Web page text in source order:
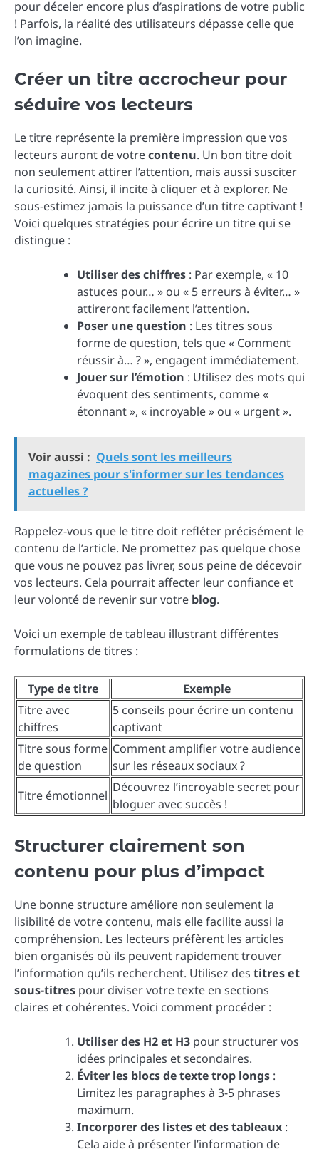
pour déceler encore plus d’aspirations de votre public
! Parfois, la réalité des utilisateurs dépasse celle que
l’on imagine.
Créer un titre accrocheur pour
séduire vos lecteurs
Le titre représente la première impression que vos
lecteurs auront de votrecontenu. Un bon titre doit
non seulement attirer l’attention, mais aussi susciter
la curiosité. Ainsi, il incite à cliquer et à explorer. Ne
sous-estimez jamais la puissance d’un titre captivant !
Voici quelques stratégies pour écrire un titre qui se
distingue :
Utiliser des chiffres : Par exemple, « 10
astuces pour… » ou « 5 erreurs à éviter… »
attireront facilement l’attention.
Poser une question : Les titres sous
forme de question, tels que « Comment
réussir à… ? », engagent immédiatement.
Jouer sur l’émotion : Utilisez des mots qui
évoquent des sentiments, comme «
étonnant », « incroyable » ou « urgent ».
Voir aussi : Quels sont les meilleurs
magazines pour s'informer sur les tendances
actuelles ?
Rappelez-vous que le titre doit refléter précisément le
contenu de l’article. Ne promettez pas quelque chose
que vous ne pouvez pas livrer, sous peine de décevoir
vos lecteurs. Cela pourrait affecter leur confiance et
leur volonté de revenir sur votre blog.
Voici un exemple de tableau illustrant différentes
formulations de titres :
Type de titre
Exemple
Titre avec
chiffres
5 conseils pour écrire un contenu
captivant
Titre sous forme
de question
Comment amplifier votre audience
sur les réseaux sociaux ?
Titre émotionnel
Découvrez l’incroyable secret pour
bloguer avec succès !
Structurer clairement son
contenu pour plus d’impact
Une bonne structure améliore non seulement la
lisibilité de votre contenu, mais elle facilite aussi la
compréhension. Les lecteurs préfèrent les articles
bien organisés où ils peuvent rapidement trouver
l’information qu’ils recherchent. Utilisez des titres et
sous-titres pour diviser votre texte en sections
claires et cohérentes. Voici comment procéder :
Utiliser des H2 et H3 pour structurer vos
idées principales et secondaires.
Éviter les blocs de texte trop longs :
Limitez les paragraphes à 3-5 phrases
maximum.
Incorporer des listes et des tableaux :
Cela aide à présenter l’information de